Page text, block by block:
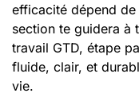
efficacité dépend
section te guidera à
travail GTD, étape
fluide, clair, et
vie.